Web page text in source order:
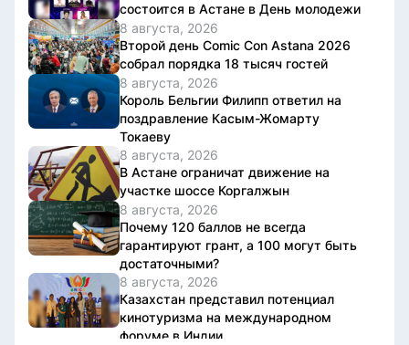
состоится в Астане в День молодежи
8 августа, 2026
Второй день Comic Con Astana 2026
собрал порядка 18 тысяч гостей
8 августа, 2026
Король Бельгии Филипп ответил на
поздравление Касым-Жомарту
Токаеву
8 августа, 2026
В Астане ограничат движение на
участке шоссе Коргалжын
8 августа, 2026
Почему 120 баллов не всегда
гарантируют грант, а 100 могут быть
достаточными?
8 августа, 2026
Казахстан представил потенциал
кинотуризма на международном
форуме в Индии